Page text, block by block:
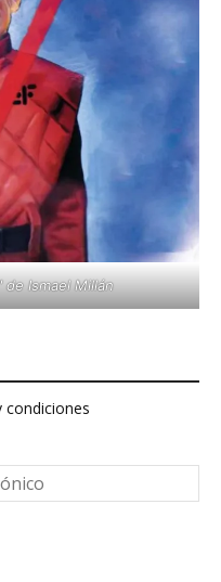
Ismael Millán
condiciones